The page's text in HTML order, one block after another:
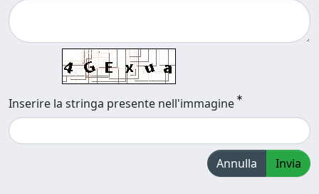
Inserire la stringa presente nell'immagine
Annulla Invia